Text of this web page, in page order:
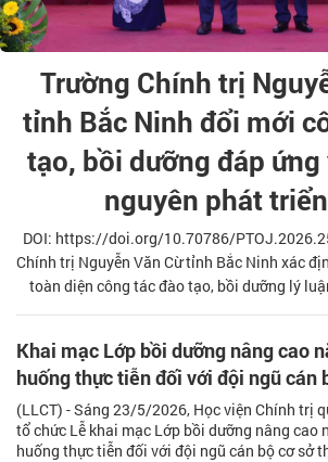
Trường Chính trị
tỉnh Bắc Ninh đổi mới
tạo, bồi dưỡng đáp ứng
nguyên phát
DOI: https://doi.org/10.70786/
Chính trị Nguyễn Văn Cừ tỉnh Bắc Ninh xác
toàn diện công tác đào tạo, bồi dưỡng lý
tạo, bồi dưỡng giai đoạn 2021 - 2025, nhận
bất cập và đề xuất giải pháp trọng tâm nhằm
đào tạo, bồi dưỡng, đáp ứng yêu cầu xây
Khai mạc Lớp bồi dưỡng nâng cao
huống thực tiễn đối với đội ngũ cán
(LLCT) - Sáng 23/5/2026, Học viện Chính trị
tổ chức Lễ khai mạc Lớp bồi dưỡng nâng cao
huống thực tiễn đối với đội ngũ cán bộ cơ sở